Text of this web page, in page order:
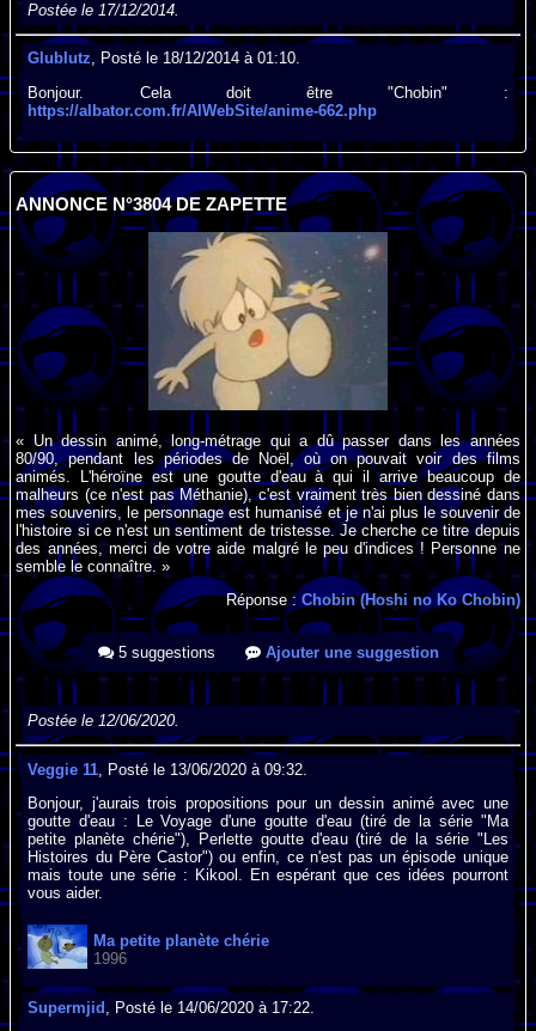
Postée le 17/12/2014.
Glublutz, Posté le 18/12/2014 à 01:10.
Bonjour. Cela doit être "Chobin" :
https://albator.com.fr/AlWebSite/anime-662.php
ANNONCE N°3804 DE ZAPETTE
« Un dessin animé, long-métrage qui a dû passer dans les années
80/90, pendant les périodes de Noël, où on pouvait voir des films
animés. L'héroïne est une goutte d'eau à qui il arrive beaucoup de
malheurs (ce n'est pas Méthanie), c'est vraiment très bien dessiné dans
mes souvenirs, le personnage est humanisé et je n'ai plus le souvenir de
l'histoire si ce n'est un sentiment de tristesse. Je cherche ce titre depuis
des années, merci de votre aide malgré le peu d'indices ! Personne ne
semble le connaître. »
Réponse : Chobin (Hoshi no Ko Chobin)
5 suggestions Ajouter une suggestion
Postée le 12/06/2020.
Veggie 11 , Posté le 13/06/2020 à 09:32.
Bonjour, j'aurais trois propositions pour un dessin animé avec une
goutte d'eau : Le Voyage d'une goutte d'eau (tiré de la série "Ma
petite planète chérie"), Perlette goutte d'eau (tiré de la série "Les
Histoires du Père Castor") ou enfin, ce n'est pas un épisode unique
mais toute une série : Kikool. En espérant que ces idées pourront
vous aider.
Ma petite planète chérie
1996
Supermjid , Posté le 14/06/2020 à 17:22.